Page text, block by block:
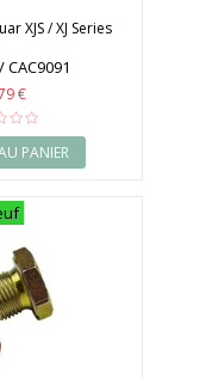
XJS / XJ Series
CAC9091
€
PANIER